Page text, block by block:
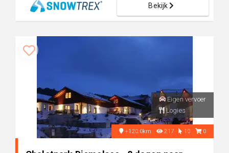
Bekijk
Eigen vervoer
Logies
+120.0km 217 10 0